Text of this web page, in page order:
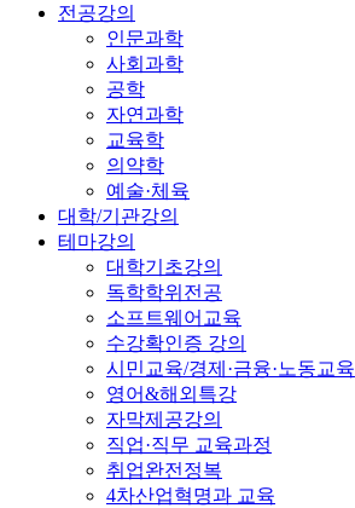
전공강의
인문과학
사회과학
공학
자연과학
교육학
의약학
예술·체육
대학/기관강의
테마강의
대학기초강의
독학학위전공
소프트웨어교육
수강확인증 강의
시민교육/경제·금융·노동교육
영어&해외특강
자막제공강의
직업·직무 교육과정
취업완전정복
4차산업혁명과 교육